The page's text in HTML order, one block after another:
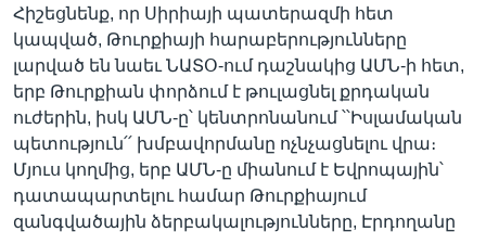
Հիշեցնենք, որ Սիրիայի պատերազմի հետ
կապված, Թուրքիայի հարաբերությունները
լարված են նաեւ ՆԱՏՕ-ում դաշնակից ԱՄՆ-ի հետ,
երբ Թուրքիան փորձում է թուլացնել քրդական
ուժերին, իսկ ԱՄՆ-ը՝ կենտրոնանում ՝՝Իսլամական
պետություն՛՛ խմբավորմանը ոչնչացնելու վրա։
Մյուս կողմից, երբ ԱՄՆ-ը միանում է Եվրոպային՝
դատապարտելու համար Թուրքիայում
զանգվածային ձերբակալությունները, Էրդողանը